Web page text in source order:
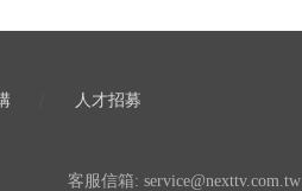
人才招募
客服信箱: service@nexttv.com.tw